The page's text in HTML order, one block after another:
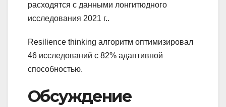
расходятся с данными лонгитюдного
исследования 2021 г..
Resilience thinking алгоритм оптимизировал
46 исследований с 82% адаптивной
способностью.
Обсуждение